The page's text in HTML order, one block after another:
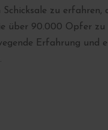
zu erfahren,
über 90.000 Opfer zu
Erfahrung und